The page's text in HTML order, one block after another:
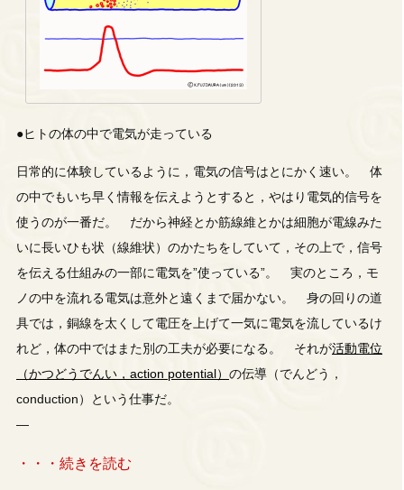
●ヒトの体の中で電気が走っている
日常的に体験しているように，電気の信号はとにかく速い。 体
の中でもいち早く情報を伝えようとすると，やはり電気的信号を
使うのが一番だ。 だから神経とか筋線維とかは細胞が電線みた
いに長いひも状（線維状）のかたちをしていて，その上で，信号
を伝える仕組みの一部に電気を”使っている”。 実のところ，モ
ノの中を流れる電気は意外と遠くまで届かない。 身の回りの道
具では，銅線を太くして電圧を上げて一気に電気を流しているけ
れど，体の中ではまた別の工夫が必要になる。 それが活動電位
（かつどうでんい，action potential） の伝導（でんどう，
conduction）という仕事だ。
—
・・・続きを読む